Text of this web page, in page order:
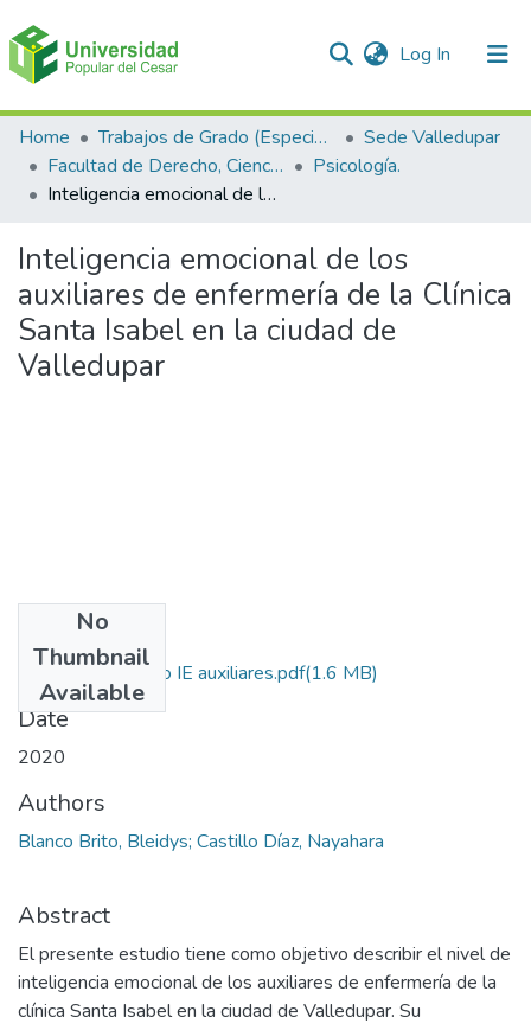
Log In (current)
Communities & Collections
All of DSpace
Home Trabajos de Grado (Especializaciones y Pregrados)
Sede Valledupar
Facultad de Derecho, Ciencias Políticas y Sociales.
Psicología.
Inteligencia emocional de los auxiliares de enfermería de la Clínica Santa Isabel en la ciudad de Valledupar
Inteligencia emocional de los
auxiliares de enfermería de la Clínica
Santa Isabel en la ciudad de
Valledupar
No
Thumbnail
Available
Proyecto de grado IE auxiliares.pdf(1.6 MB)
Date
2020
Authors
Blanco Brito, Bleidys; Castillo Díaz, Nayahara
Abstract
El presente estudio tiene como objetivo describir el nivel de
inteligencia emocional de los auxiliares de enfermería de la
clínica Santa Isabel en la ciudad de Valledupar. Su